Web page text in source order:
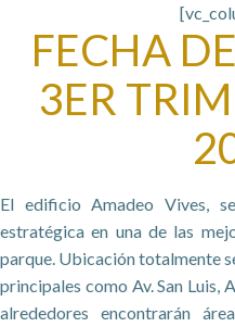
FECHA
3ER
El edificio Amadeo Vives,
estratégica en una de las
parque. Ubicación totalmente
principales como Av. San Luis,
alrededores encontrarán